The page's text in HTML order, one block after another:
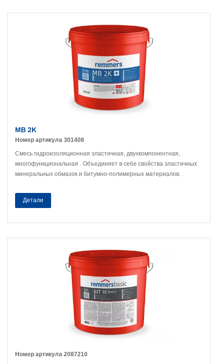
MB 2K
Номер артикула 301408
Смесь гидроизоляционная эластичная, двухкомпонентная,
многофункциональная . Объединяет в себе свойства эластичных
минеральных обмазок и битумно-полимерных материалов.
Детали
Номер артикула 2087210